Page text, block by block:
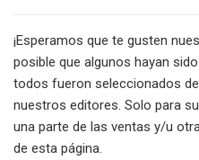
¡Esperamos que te gusten
posible que algunos hayan
todos fueron seleccionados
nuestros editores. Solo para
una parte de las ventas y/u
de esta página.